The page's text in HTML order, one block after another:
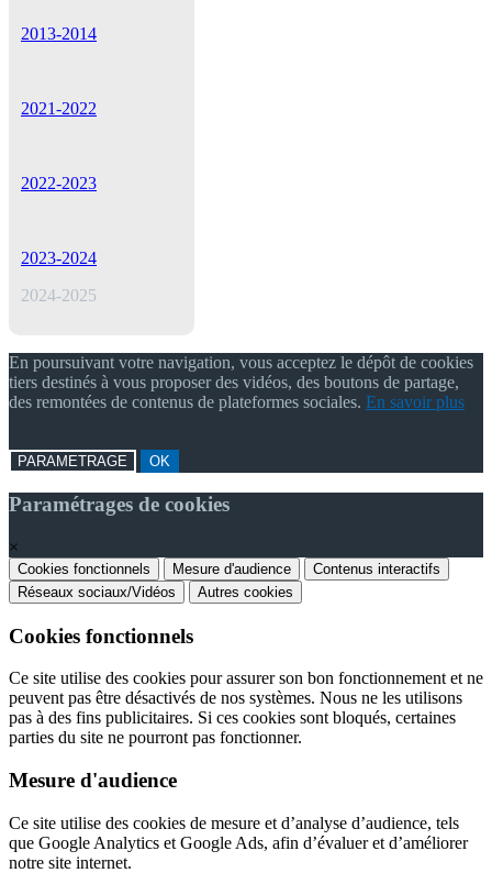
2013-2014
2021-2022
2022-2023
2023-2024
2024-2025
En poursuivant votre navigation, vous acceptez le dépôt de cookies
tiers destinés à vous proposer des vidéos, des boutons de partage,
des remontées de contenus de plateformes sociales. En savoir plus
PARAMETRAGE OK
Paramétrages de cookies
×
Cookies fonctionnels Mesure d'audience
Contenus interactifs
Réseaux sociaux/Vidéos
Autres cookies
Cookies fonctionnels
Ce site utilise des cookies pour assurer son bon fonctionnement et ne
peuvent pas être désactivés de nos systèmes. Nous ne les utilisons
pas à des fins publicitaires. Si ces cookies sont bloqués, certaines
parties du site ne pourront pas fonctionner.
Mesure d'audience
Ce site utilise des cookies de mesure et d’analyse d’audience, tels
que Google Analytics et Google Ads, afin d’évaluer et d’améliorer
notre site internet.